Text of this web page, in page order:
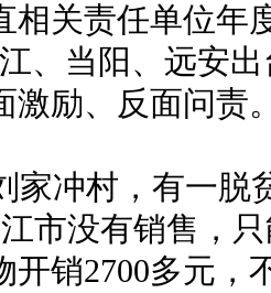
相关责任单位年
、当阳、远安
激励、反面问责
家冲村，有一脱
市没有销售，
开销2700多元，